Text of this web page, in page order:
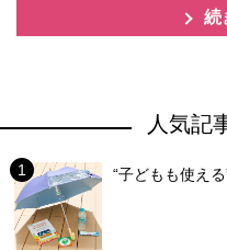
続
人気記
“子どもも使え